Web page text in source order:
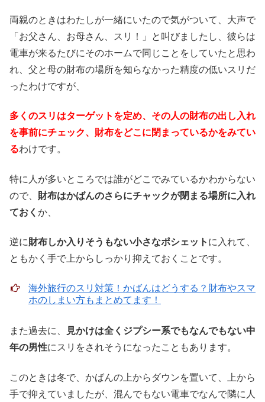
両親のときはわたしが一緒にいたので気がついて、大声で
「お父さん、お母さん、スリ！」と叫びましたし、彼らは
電車が来るたびにそのホームで同じことをしていたと思わ
れ、父と母の財布の場所を知らなかった精度の低いスリだ
ったわけですが、
多くのスリはターゲットを定め、その人の財布の出し入れ
を事前にチェック、財布をどこに閉まっているかをみてい
るわけです。
特に人が多いところでは誰がどこでみているかわからない
ので、 財布はかばんのさらにチャックが閉まる場所に入れ
ておく か、
逆に財布しか入りそうもない小さなポシェットに入れて、
ともかく手で上からしっかり抑えておくことです。
海外旅行のスリ対策！かばんはどうする？財布やスマ
ホのしまい方もまとめてます！
また過去に、
見かけは全くジプシー系でもなんでもない中
年の男性にスリをされそうになったこともあります。
このときは冬で、かばんの上からダウンを置いて、上から
手で抑えていましたが、混んでもない電車でなんで隣に人